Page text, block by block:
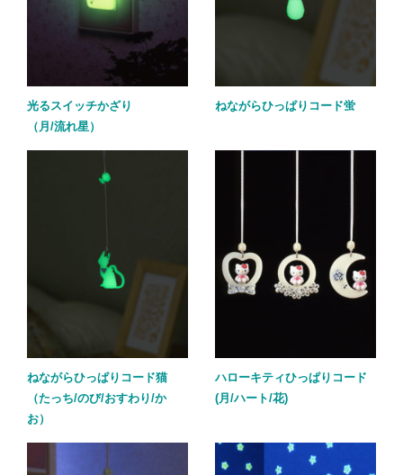
光るスイッチかざり
（月/流れ星）
ねながらひっぱりコード蛍
ねながらひっぱりコード猫
（たっち/のび/おすわり/か
お）
ハローキティひっぱりコード
(月/ハート/花)